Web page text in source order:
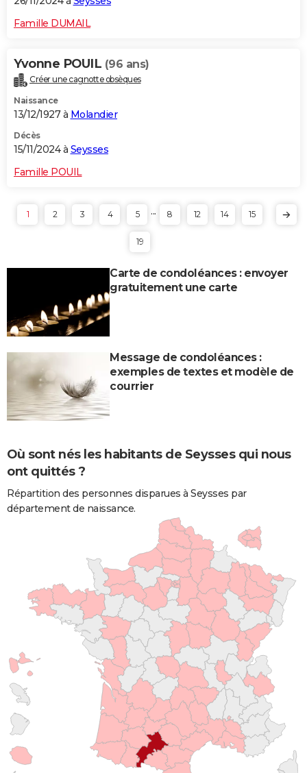
Famille DUMAIL
Yvonne POUIL (96 ans)
Créer une cagnotte obsèques
Naissance
13/12/1927 à Molandier
Décès
15/11/2024 à Seysses
Famille POUIL
1 2 3 4 5 ... 8 12 14 15
19
Carte de condoléances : envoyer
gratuitement une carte
Message de condoléances :
exemples de textes et modèle de
courrier
Où sont nés les habitants de Seysses qui nous
ont quittés ?
Répartition des personnes disparues à Seysses par
département de naissance.